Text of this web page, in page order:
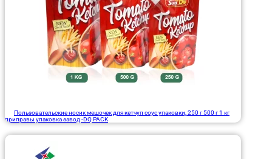
Пользовательские носик мешочек для кетчуп соус упаковки, 250 г 500 г 1 кг
приправы упаковка завод -DQ PACK